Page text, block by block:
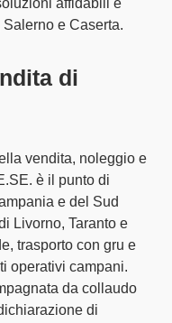
affidabili e
e Caserta.
di
vendita, noleggio e
è il punto di
e del Sud
Livorno, Taranto e
, trasporto con gru e
operativi campani.
da collaudo
di